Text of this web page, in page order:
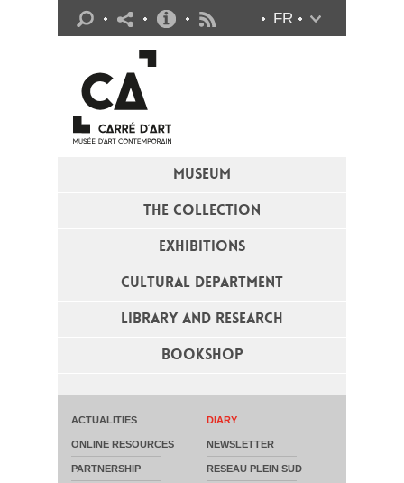
MUSEUM
THE COLLECTION
EXHIBITIONS
CULTURAL DEPARTMENT
LIBRARY AND RESEARCH
BOOKSHOP
FR
ACTUALITIES DIARY
ONLINE RESOURCES NEWSLETTER
PARTNERSHIP RESEAU PLEIN SUD
Practical info